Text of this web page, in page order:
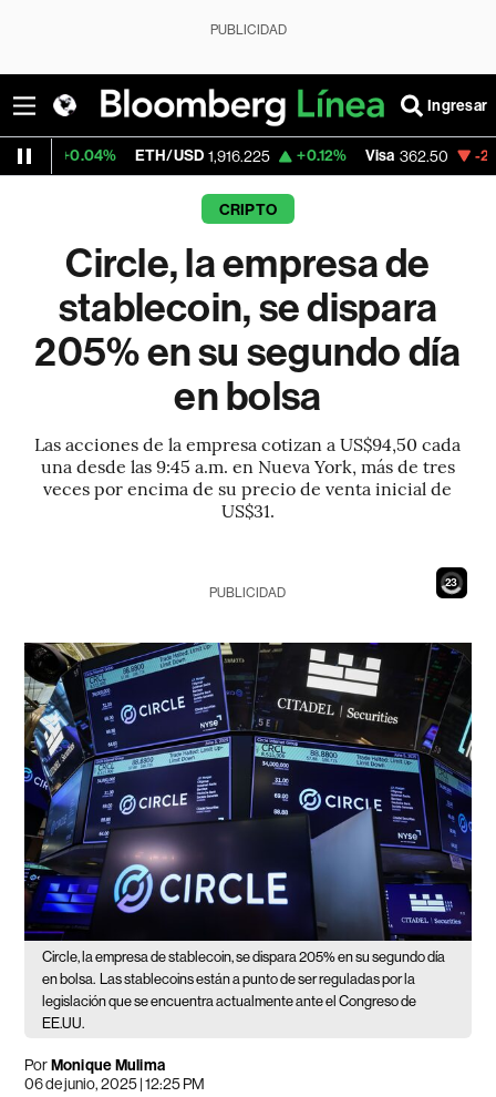
PUBLICIDAD
Ingresar
ETH/USD 1,916.225 +0.12% Visa 362.50 -2.15%
CRIPTO
Circle, la empresa de
stablecoin, se dispara
205% en su segundo día
en bolsa
Las acciones de la empresa cotizan a US$94,50 cada
una desde las 9:45 a.m. en Nueva York, más de tres
veces por encima de su precio de venta inicial de
US$31.
21
PUBLICIDAD
Circle, la empresa de stablecoin, se dispara 205% en su segundo día
en bolsa.
Las stablecoins están a punto de ser reguladas por la
legislación que se encuentra actualmente ante el Congreso de
EE.UU.
PorMonique Mulima
06 de junio, 2025 | 12:25 PM